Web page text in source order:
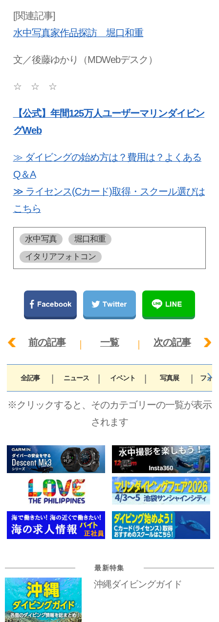
[関連記事]
水中写真家作品探訪 堀口和重
文／後藤ゆかり（MDWebデスク）
☆ ☆ ☆
【公式】年間125万人ユーザーマリンダイビン
グWeb
≫ ダイビングの始め方は？費用は？よくある
Q＆A
≫ ライセンス(Cカード)取得・スクール選びは
こちら
水中写真
堀口和重
イタリアフォトコン
前の記事 一覧 次の記事
全記事 ニュース イベント 写真展 フォ
※クリックすると、そのカテゴリーの一覧が表示
されます
最新特集
沖縄ダイビングガイド